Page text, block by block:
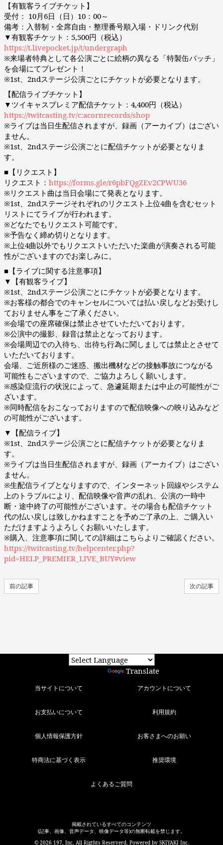
【有観客ライブチケット】
受付： 10月6日（日）10：00～
備考：入替制・全席自由・整理番号順入場・ドリンク代別
▼有観客チケット：5,500円（税込）
https://t.livepocket.jp/t/undergraph
※来場者特典として各公演ごとに絵柄の異なる「特製缶バッチ」
を会場にてプレゼント！
※1st、2ndステージ公演ごとにチケットが必要となります。
【配信ライブチケット】
▼ツイキャスプレミア配信チケット：4,400円（税込）
https://twitcasting.tv/c:acornrecords/shop
※ライブは当日生配信されますが、録画（アーカイブ）はござい
ません。
※1st、2ndステージ公演ごとに配信チケットが必要となりま
す。
■【リクエスト】
リクエスト： https://forms.gle/r6pbFQgZEv2CPWU36
※リクエスト曲は当日会場にて発表となります。
※1st、2ndステージそれぞれのリクエスト上位4曲を含むセット
リストにてライブが行われます。
※どなたでもリクエスト可能です。
※予告なく締め切りとなります。
※上位4曲以外でもリクエストいただいた楽曲が演奏される可能
性がございますのでお楽しみに。
■【ライブに関する注意事項】
▼【有観客ライブ】
※1st、2ndステージ公演ごとにチケットが必要となります。
※お客様の都合でのキャンセルについては払い戻しなどお受けし
ておりません事をご了承ください。
※会場での座席確保は禁止させていただいております。
※公演中の撮影、録音は禁止となっております。
※会場周辺での入待ち、出待ち行為に関しましては禁止とさせて
いただいております。
会場、ご近所様のご迷惑、搬出機材などの接触事故につながる
可能性もございますので、ご協力よろしく願いします。
※感染症流行の状況によって、急遽延期または中止の可能性がご
ざいます。
※同時配信をおこなっておりますので配信映像への映り込みなど
の可能性がございます。
▼【配信ライブ】
※1st、2ndステージ公演ごとに配信チケットが必要となりま
す。
※ライブは当日生配信されますが、録画（アーカイブ）はござい
ません。
※生配信ライブとなりますので、インターネット回線やシステム
上のトラブルにより、配信映像や音声の乱れ、公演の一時中
断・途中終了の可能性がございます。その場合も配信チケット
代の払い戻しは致しかねますことを予めご了承の上、ご購入い
ただけますようよろしくお願いいたします。
※購入、注意事項に関しての詳細はこちらよりご確認ください。
https://twitcasting.tv/helpcenter.php?
pid=HELP_PREMIER_LIVE_BUY#view
次の記事
前の記事
Translate
当サイトについて アカウントについて
お支払いについて 利用規約
個人情報保護方針 お客さまへのお願い
特商法に基づく表示 推奨環境
よくあるご質問
掲載されているすべてのコンテンツ
(記事、画像、音声データ、映像データ等)の無断転載を禁じます。
© 2026 197, Inc. All Rigthts Reserverd. Powered by SKIYAKI Inc.